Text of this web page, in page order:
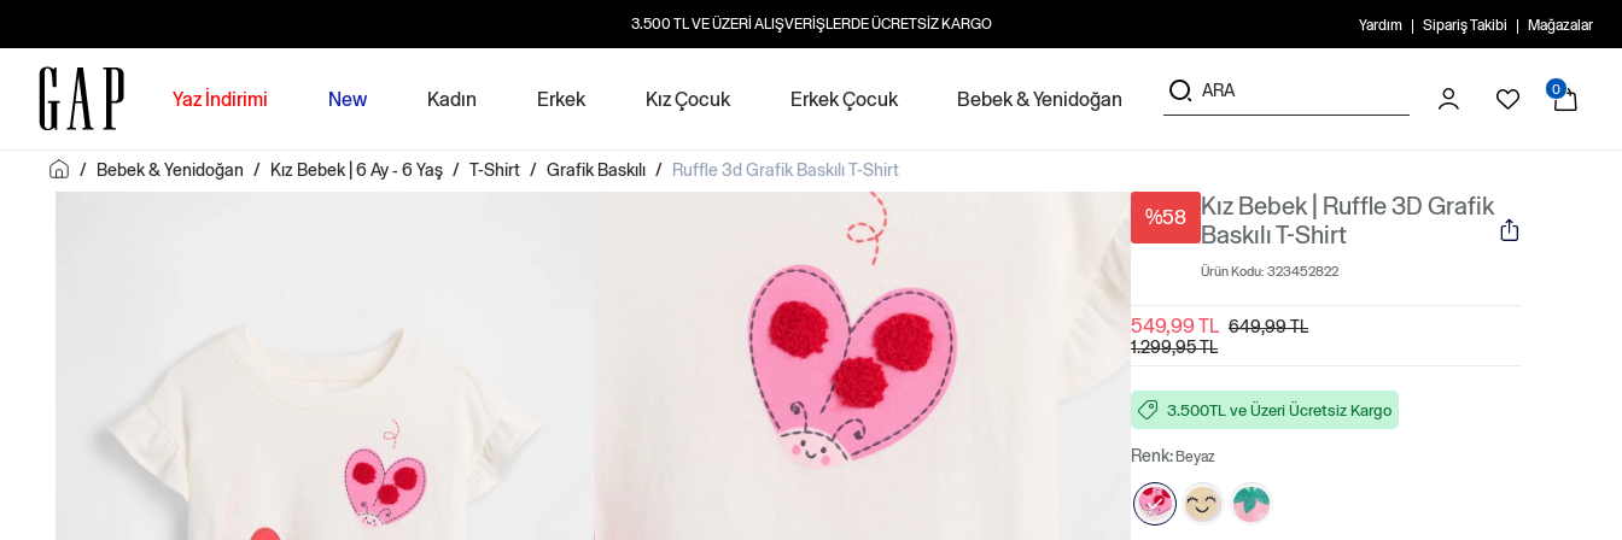
3.500 TL VE ÜZERİ ALIŞVERİŞLERDE ÜCRETSİZ KARGO Yardım Sipariş Takibi Mağazalar
Yaz İndirimi New Kadın Erkek Kız Çocuk Erkek Çocuk Bebek & Yenidoğan 0
/ Bebek & Yenidoğan / Kız Bebek | 6 Ay - 6 Yaş / T-Shirt / Grafik Baskılı / Ruffle 3d Grafik Baskılı T-Shirt
%58
Kız Bebek | Ruffle 3D Grafik
Baskılı T-Shirt
Ürün Kodu: 323452822
549,99 TL 649,99 TL
1.299,95 TL
3.500TL ve Üzeri Ücretsiz Kargo
Renk: Beyaz